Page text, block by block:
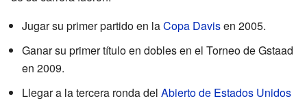
Jugar su primer partido en laCopa Davisen 2005.
Ganar su primer título en dobles en el Torneo de Gstaad
en 2009.
Llegar a la tercera ronda del Abierto de Estados Unidos